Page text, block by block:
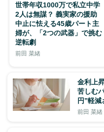
世帯年収1000万で私立中学
2人は無謀？ 義実家の援助
中止に怯える45歳パート主
婦が、「2つの武器」で挑む
逆転劇
前田 菜緒
金利上
苦しむ
円”軽減
前田 菜緒